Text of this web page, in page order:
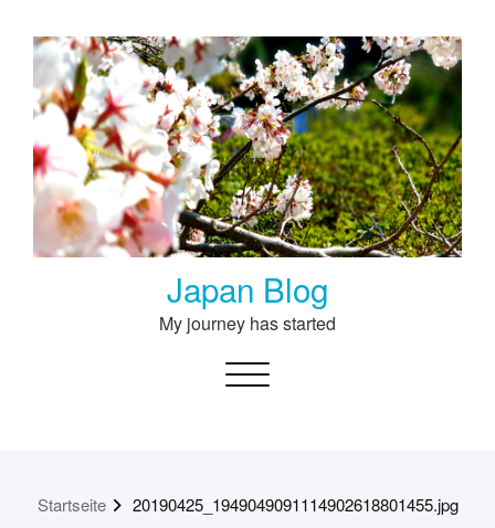
content
Japan Blog
My journey has started
Toggle navigation
Startseite 20190425_1949049091114902618801455.jpg